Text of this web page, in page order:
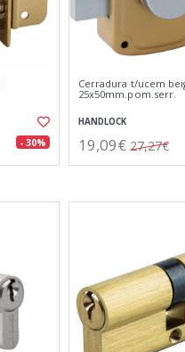
- 30%
Cerradura t/ucem
25x50mm.pom.serr.
HANDLOCK
19,09€ 27,27€